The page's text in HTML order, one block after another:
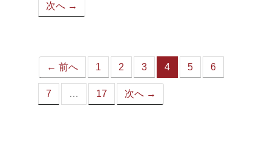
次へ →
← 前へ 1 2 3 4
（こ
5 6
7 … 17 次へ →